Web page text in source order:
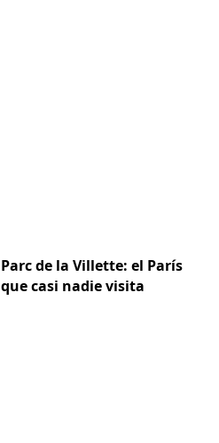
Parc de la Villette: el París
que casi nadie visita